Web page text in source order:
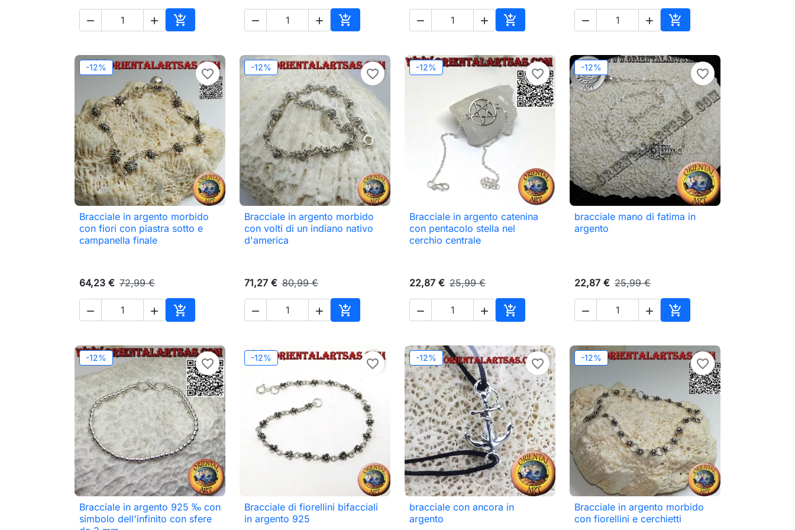
  
Aggiungi al carrello
  
Aggiungi al carrello
  
Aggiungi al carrello
  
Aggiungi al carrello
-12% favorite_border
 Anteprima
Bracciale in argento morbido
con fiori con piastra sotto e
campanella finale
64,23 € 72,99 €
  
Aggiungi al carrello
-12% favorite_border
 Anteprima
Bracciale in argento morbido
con volti di un indiano nativo
d'america
71,27 € 80,99 €
  
Aggiungi al carrello
-12% favorite_border
 Anteprima
Bracciale in argento catenina
con pentacolo stella nel
cerchio centrale
22,87 € 25,99 €
  
Aggiungi al carrello
-12% favorite_border
 Anteprima
bracciale mano di fatima in
argento
22,87 € 25,99 €
  
Aggiungi al carrello
-12% favorite_border
 Anteprima
Bracciale in argento 925 ‰ con
simbolo dell'infinito con sfere
-12% favorite_border
 Anteprima
Bracciale di fiorellini bifacciali
in argento 925
-12% favorite_border
 Anteprima
bracciale con ancora in
argento
-12% favorite_border
 Anteprima
Bracciale in argento morbido
con fiorellini e cerchietti